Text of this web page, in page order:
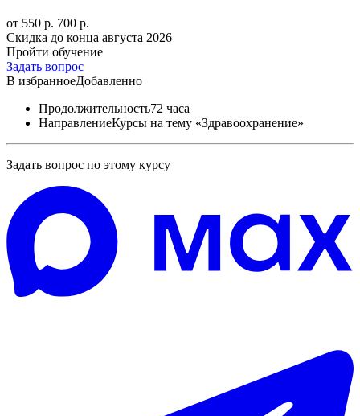
от 550 р. 700 р.
Скидка до конца августа 2026
Пройти обучение
Задать вопрос
В избранноеДобавленно
Продолжительность72 часа
НаправлениеКурсы на тему «Здравоохранение»
Задать вопрос по этому курсу